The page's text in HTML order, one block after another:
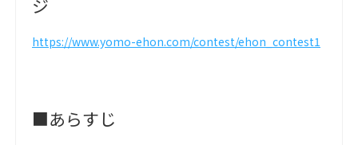
ジ
https://www.yomo-ehon.com/contest/ehon_contest1
■あらすじ